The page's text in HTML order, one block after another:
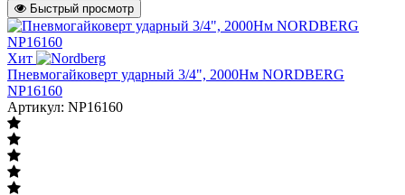
Быстрый просмотр
Хит
Пневмогайковерт ударный 3/4", 2000Нм NORDBERG
NP16160
Артикул: NP16160